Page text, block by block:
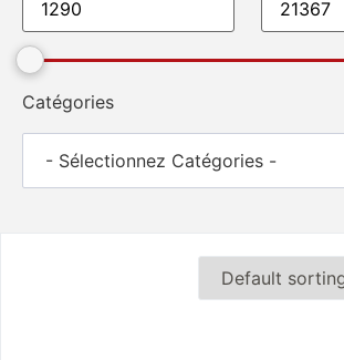
Catégories
- Sélectionnez Catégories -